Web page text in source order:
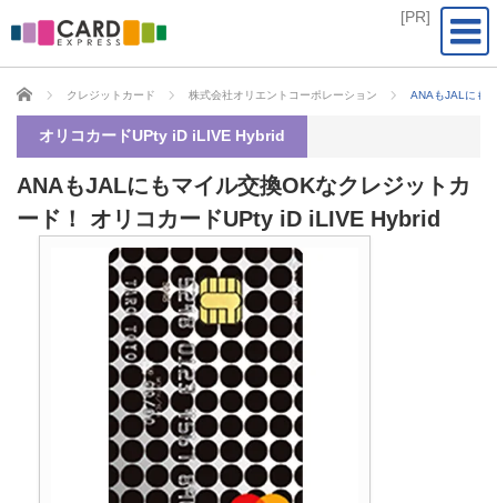
CARD EXPRESSクレジットカード 株式会社オリエントコーポレーション ANAもJALにも
オリコカードUPty iD iLIVE Hybrid
ANAもJALにもマイル交換OKなクレジットカ
ード！ オリコカードUPty iD iLIVE Hybrid